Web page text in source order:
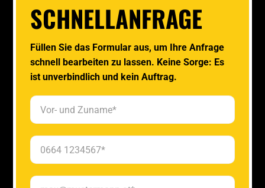
SCHNELLANFRAGE
Füllen Sie das Formular aus, um Ihre Anfrage
schnell bearbeiten zu lassen. Keine Sorge: Es
ist unverbindlich und kein Auftrag.